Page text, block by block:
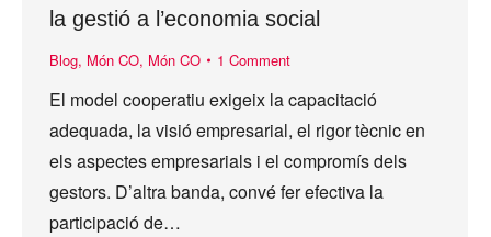
la gestió a l’economia social
Blog, Món CO, Món CO 1 Comment
El model cooperatiu exigeix la capacitació
adequada, la visió empresarial, el rigor tècnic en
els aspectes empresarials i el compromís dels
gestors. D’altra banda, convé fer efectiva la
participació de…